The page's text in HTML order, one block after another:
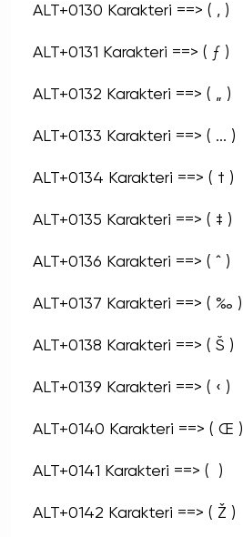
ALT+0130 Karakteri ==> ( ‚ )
ALT+0131 Karakteri ==> ( ƒ )
ALT+0132 Karakteri ==> ( „ )
ALT+0133 Karakteri ==> ( ... )
ALT+0134 Karakteri ==> ( † )
ALT+0135 Karakteri ==> ( ‡ )
ALT+0136 Karakteri ==> ( ˆ )
ALT+0137 Karakteri ==> ( ‰ )
ALT+0138 Karakteri ==> ( Š )
ALT+0139 Karakteri ==> ( ‹ )
ALT+0140 Karakteri ==> ( Œ )
ALT+0141 Karakteri ==> (  )
ALT+0142 Karakteri ==> ( Ž )